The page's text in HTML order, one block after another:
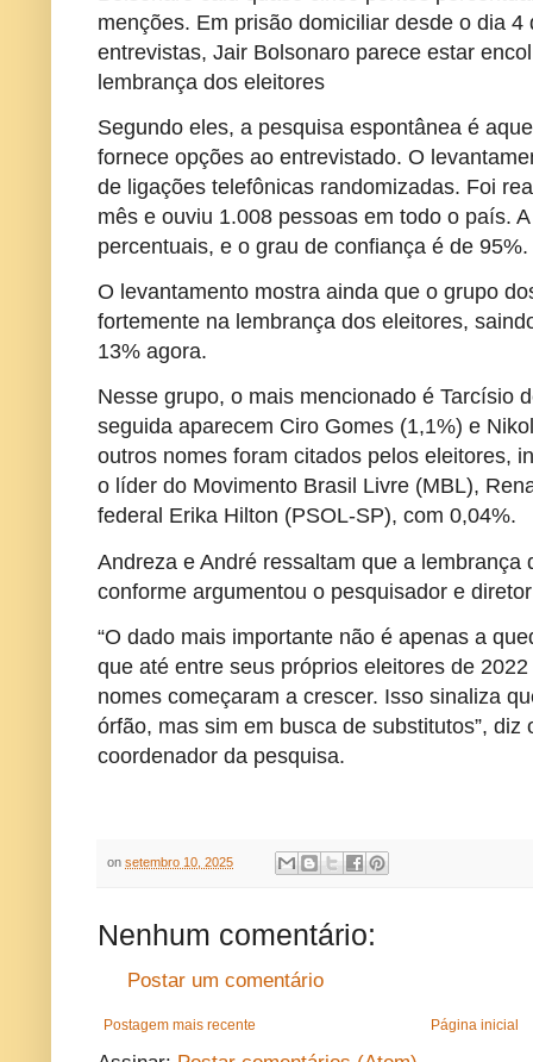
menções. Em prisão domiciliar desde o dia
entrevistas, Jair Bolsonaro parece estar
lembrança dos eleitores
Segundo eles, a pesquisa espontânea é
fornece opções ao entrevistado. O
de ligações telefônicas randomizadas. Foi
mês e ouviu 1.008 pessoas em todo o país.
percentuais, e o grau de confiança é de 95%.
O levantamento mostra ainda que o grupo
fortemente na lembrança dos eleitores,
13% agora.
Nesse grupo, o mais mencionado é Tarcísio
seguida aparecem Ciro Gomes (1,1%) e
outros nomes foram citados pelos eleitores,
o líder do Movimento Brasil Livre (MBL),
federal Erika Hilton (PSOL-SP), com 0,04%.
Andreza e André ressaltam que a
conforme argumentou o pesquisador e
“O dado mais importante não é apenas a
que até entre seus próprios eleitores de
nomes começaram a crescer. Isso sinaliza
órfão, mas sim em busca de substitutos”,
coordenador da pesquisa.
onsetembro 10, 2025
Nenhum comentário:
Postar um comentário
Postagem mais recente Página inicial